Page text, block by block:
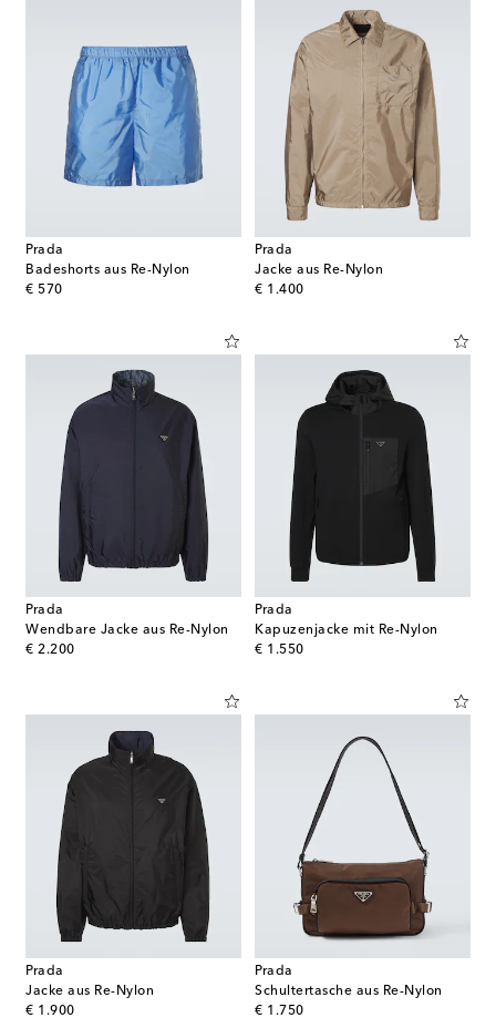
Prada
Badeshorts aus Re-Nylon
€ 570
original price
Prada
Jacke aus Re-Nylon
€ 1.400
original price
Prada
Wendbare Jacke aus Re-Nylon
€ 2.200
original price
Prada
Kapuzenjacke mit Re-Nylon
€ 1.550
original price
Prada
Jacke aus Re-Nylon
€ 1.900
original price
Prada
Schultertasche aus Re-Nylon
€ 1.750
original price